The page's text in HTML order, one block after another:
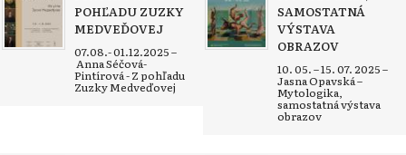
POHĽADU ZUZKY
MEDVEĎOVEJ
07.08.- 01.12.2025 –
Anna Séčová-
Pintírová - Z pohľadu
Zuzky Medveďovej
SAMOSTATNÁ
VÝSTAVA
OBRAZOV
10. 05. – 15. 07. 2025 –
Jasna Opavská –
Mytologika,
samostatná výstava
obrazov